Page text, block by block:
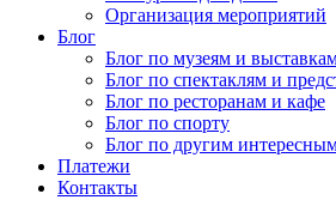
Организация мероприятий
Блог
Блог по музеям и
Блог по спектаклям и
Блог по ресторанам и кафе
Блог по спорту
Блог по другим
Платежи
Контакты